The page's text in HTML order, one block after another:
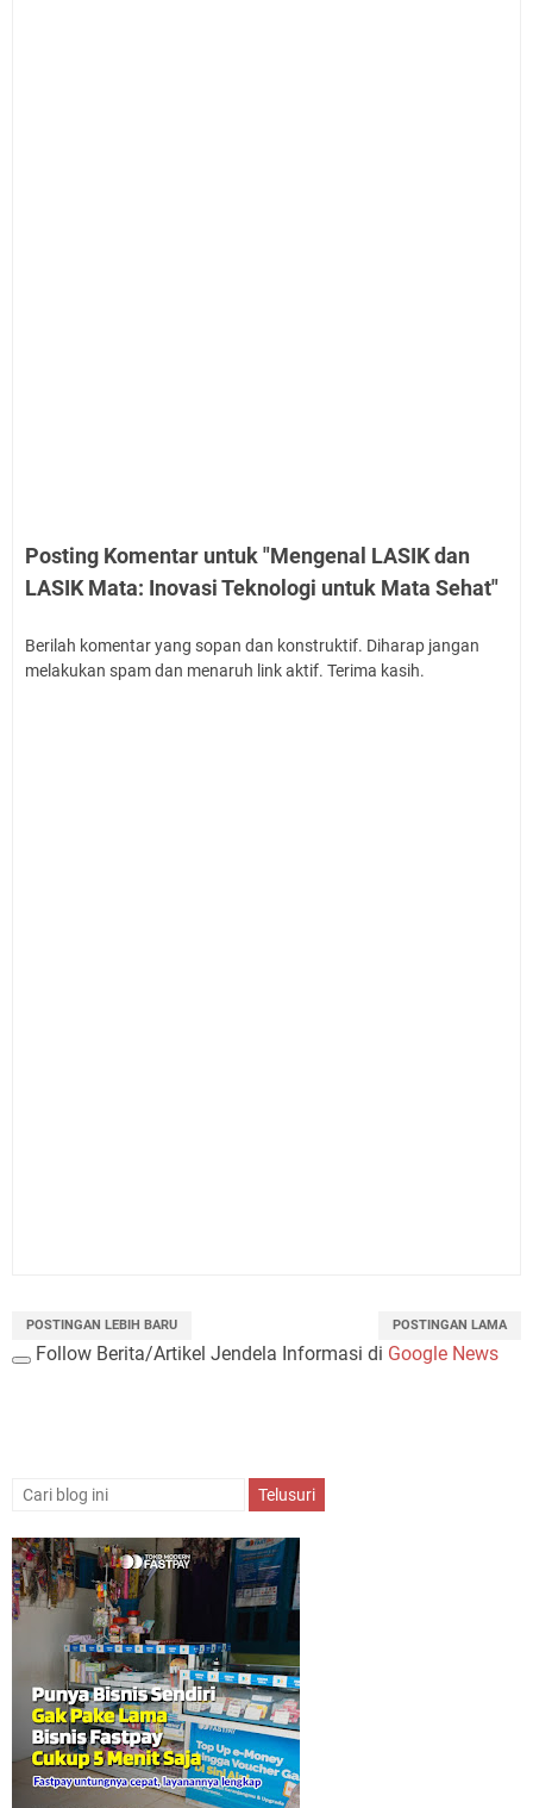
Posting Komentar untuk "Mengenal LASIK dan
LASIK Mata: Inovasi Teknologi untuk Mata Sehat"
Berilah komentar yang sopan dan konstruktif. Diharap jangan
melakukan spam dan menaruh link aktif. Terima kasih.
POSTINGAN LEBIH BARU POSTINGAN LAMA
Follow Berita/Artikel Jendela Informasi di Google News